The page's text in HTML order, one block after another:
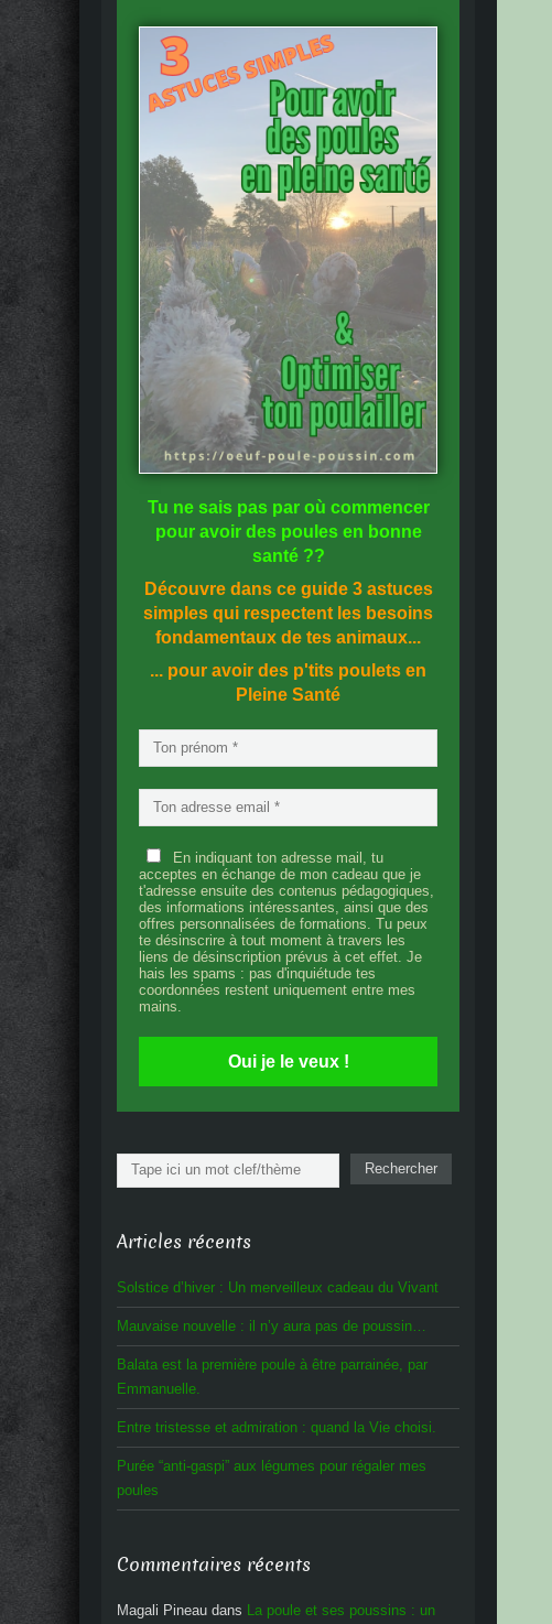
Tu ne sais pas par où commencer
pour avoir des poules en bonne
santé??
Découvre dans ce guide 3 astuces
simples qui respectent les besoins
fondamentaux de tes animaux...
... pour avoir des p'tits poulets en
Pleine Santé
En indiquant ton adresse mail, tu
acceptes en échange de mon cadeau que je
t'adresse ensuite des contenus pédagogiques,
des informations intéressantes, ainsi que des
offres personnalisées de formations. Tu peux
te désinscrire à tout moment à travers les
liens de désinscription prévus à cet effet. Je
hais les spams : pas d'inquiétude tes
coordonnées restent uniquement entre mes
mains.
Oui je le veux !
Rechercher Rechercher
Articles récents
Solstice d’hiver : Un merveilleux cadeau du Vivant
Mauvaise nouvelle : il n’y aura pas de poussin…
Balata est la première poule à être parrainée, par
Emmanuelle.
Entre tristesse et admiration : quand la Vie choisi.
Purée “anti-gaspi” aux légumes pour régaler mes
poules
Commentaires récents
Magali Pineau dans La poule et ses poussins : un